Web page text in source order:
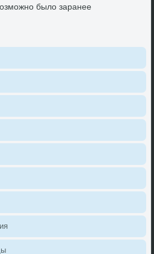
былο заранее